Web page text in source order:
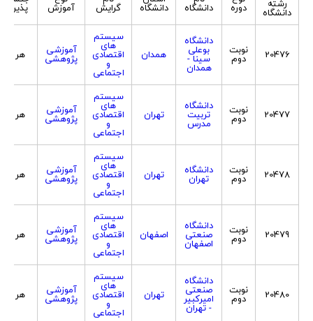
رشته
دانشگاه دوره دانشگاه دانشگاه گرایش آموزش پذیرش
20476 نوبت
دوم
دانشگاه
بوعلی
سینا -
همدان
همدان
سیستم
های
اقتصادی
و
اجتماعی
آموزشی
پژوهشی هر دو
20477 نوبت
دوم
دانشگاه
تربیت
مدرس
تهران
سیستم
های
اقتصادی
و
اجتماعی
آموزشی
پژوهشی هر دو
20478 نوبت
دوم
دانشگاه
تهران تهران
سیستم
های
اقتصادی
و
اجتماعی
آموزشی
پژوهشی هر دو
20479 نوبت
دوم
دانشگاه
صنعتی
اصفهان
اصفهان
سیستم
های
اقتصادی
و
اجتماعی
آموزشی
پژوهشی هر دو
20480 نوبت
دوم
دانشگاه
صنعتی
امیرکبیر
- تهران
تهران
سیستم
های
اقتصادی
و
اجتماعی
آموزشی
پژوهشی هر دو